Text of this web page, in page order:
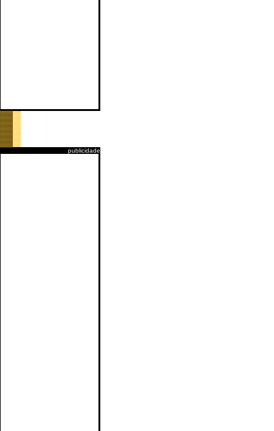
publicidade